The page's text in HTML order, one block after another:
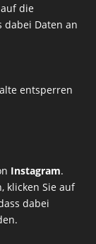
die
dabei Daten an
entsperren
Instagram.
klicken Sie auf
dabei